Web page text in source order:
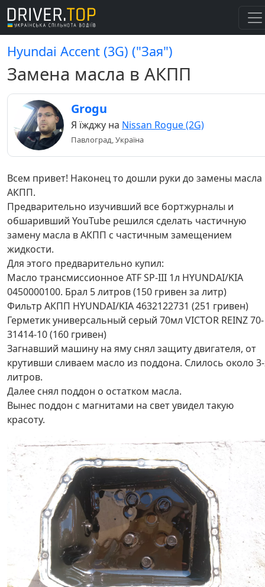
Hyundai Accent (3G) ("Зая")
Замена масла в АКПП
Grogu
Я їжджу на Nissan Rogue (2G)
Павлоград, Україна
Всем привет! Наконец то дошли руки до замены масла
АКПП.
Предварительно изучивший все бортжурналы и
обшаривший YouTube решился сделать частичную
замену масла в АКПП с частичным замещением
жидкости.
Для этого предварительно купил:
Масло трансмиссионное ATF SP-III 1л HYUNDAI/KIA
0450000100. Брал 5 литров (150 гривен за литр)
Фильтр АКПП HYUNDAI/KIA 4632122731 (251 гривен)
Герметик универсальный серый 70мл VICTOR REINZ 70-
31414-10 (160 гривен)
Загнавший машину на яму снял защиту двигателя, от
крутивши сливаем масло из поддона. Слилось около
литров.
Далее снял поддон о остатком масла.
Вынес поддон с магнитами на свет увидел такую
красоту.